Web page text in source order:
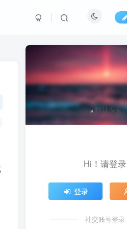
Hi！请登录
登录
社交账号登录